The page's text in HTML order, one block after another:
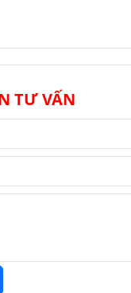
TƯ VẤN